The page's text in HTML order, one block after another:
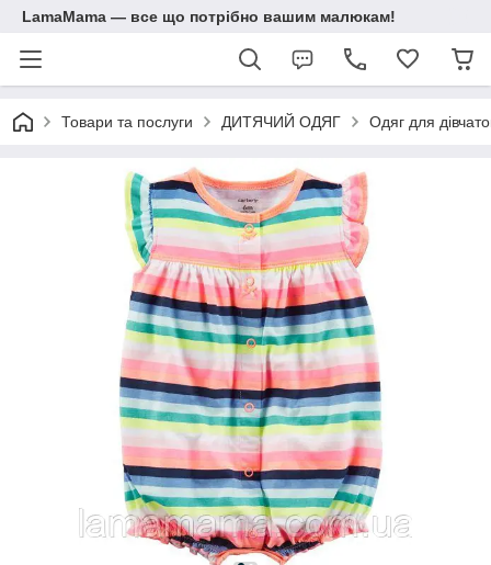
LamaMama — все що потрібно вашим малюкам!
Товари та послуги ДИТЯЧИЙ ОДЯГ Одяг для